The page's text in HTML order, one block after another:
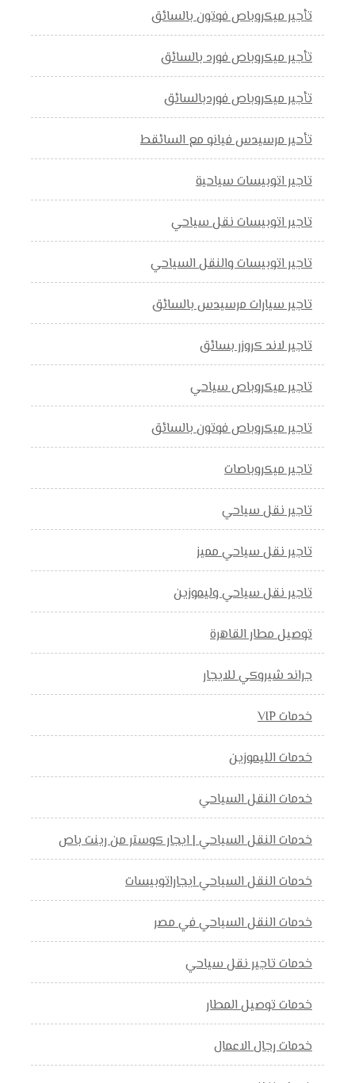
تأجير ميكروباص فوتون بالسائق
تأجير ميكروباص فورد بالسائق
تأجير ميكروباص فوردبالسائق
تأحير مرسيدس فيانو مع السائقط
تاجير اتوبيسات سياحية
تاجير اتوبيسات نقل سياحي
تاجير اتوبيسات والنقل السياحي
تاجير سيارات مرسيدس بالسائق
تاجير لاند كروزر بسائق
تاجير ميكروباص سياحي
تاجير ميكروباص فوتون بالسائق
تاجير ميكروباصات
تاجير نقل سياحي
تاجير نقل سياحي مميز
تاجير نقل سياحي وليموزين
توصيل مطار القاهرة
جراند شيروكي للايجار
خدمات VIP
خدمات الليموزين
خدمات النقل السياحي
خدمات النقل السياحي | ايجار كوستر من رينت باص
خدمات النقل السياحي ايجاراتوبيسات
خدمات النقل السياحي في مصر
خدمات تاجير نقل سياحي
خدمات توصيل المطار
خدمات رجال الاعمال